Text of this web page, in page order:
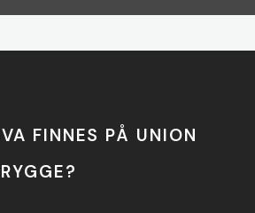
FINNES PÅ UNION